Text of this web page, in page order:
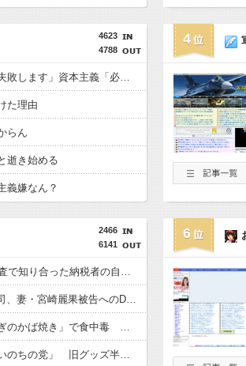
4623
4788
共産主義、社会主義「必ず失敗します」資本主義「必ず少子化します」
た理由
らん
逝き始める
義嫌なん？
4
2466
6141
国税局職員（25）、税務調査で知り合った納税者の自宅に出入りしお小遣い1億5000万円頂戴するwww
【芸能】元EXILE・黒木啓司、妻・宮崎麗果被告へのDV事案で逮捕されていた 宮崎は全身打撲、頭部裂傷及び打撲、頸部損傷の怪我
ドン・キホーテ露店「うなぎのかば焼き」で食中毒 男女14人が発熱や腹痛など訴え…サルモネラ属の菌検出
れいわ新選組の新党名は「いのちの党」 旧グッズ半額で販売 どうなる秘書給与疑惑
6